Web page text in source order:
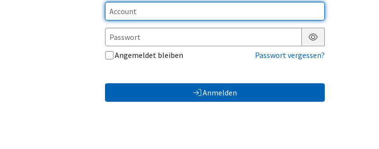
Passwort anzeigen
Angemeldet bleiben
Passwort vergessen?
Anmelden